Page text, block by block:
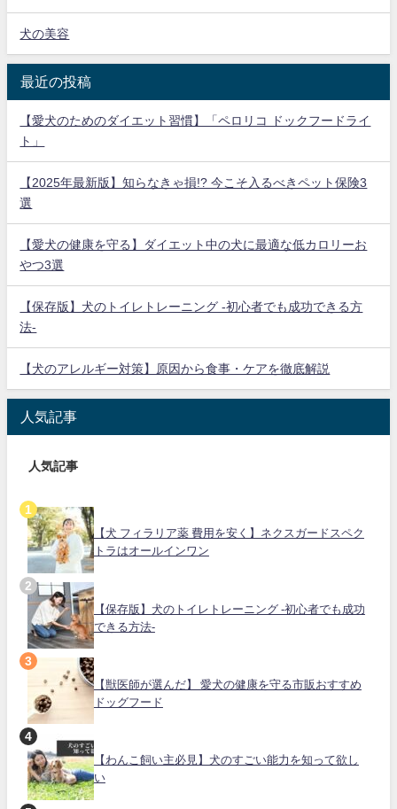
犬の美容
最近の投稿
【愛犬のためのダイエット習慣】「ペロリコ ドックフードライ
ト」
【2025年最新版】知らなきゃ損!? 今こそ入るべきペット保険3
選
【愛犬の健康を守る】ダイエット中の犬に最適な低カロリーお
やつ3選
【保存版】犬のトイレトレーニング -初心者でも成功できる方
法-
【犬のアレルギー対策】原因から食事・ケアを徹底解説
人気記事
人気記事
【犬 フィラリア薬 費用を安く】ネクスガードスペク
トラはオールインワン
【保存版】犬のトイレトレーニング -初心者でも成功
できる方法-
【獣医師が選んだ】 愛犬の健康を守る市販おすすめ
ドッグフード
【わんこ飼い主必見】犬のすごい能力を知って欲し
い